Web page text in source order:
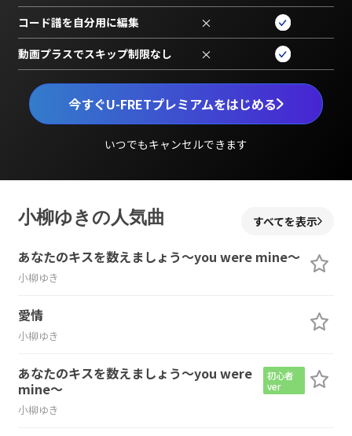
今すぐU-FRETプレミアムをはじめる
いつでもキャンセルできます
コード譜を自分用に編集 ×
動画プラスでスキップ制限なし ×
小柳ゆきの人気曲 すべてを表示
あなたのキスを数えましょう～you were mine～
小柳ゆき
愛情
小柳ゆき
あなたのキスを数えましょう～you were
mine～
初心者
ver
小柳ゆき